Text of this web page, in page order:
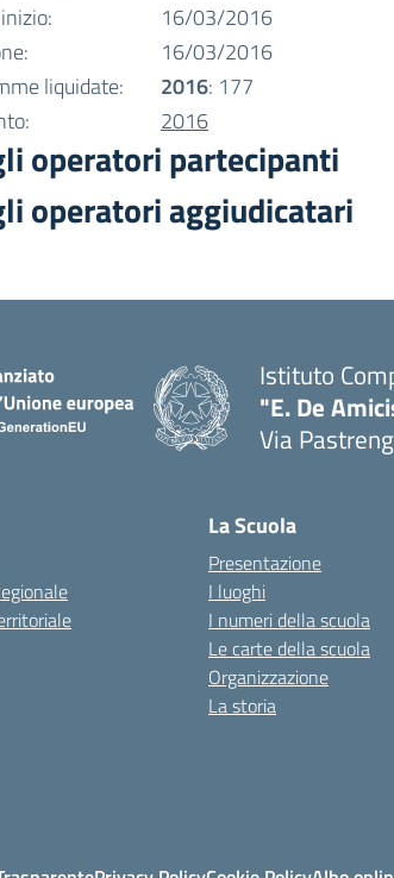
16/03/2016
16/03/2016
liquidate:
2016: 177
2016
operatori partecipanti
operatori aggiudicatari
Istituto
"E. De
Via
La Scuola
Presentazione
I luoghi
I numeri della scuola
Le carte della scuola
Organizzazione
La storia